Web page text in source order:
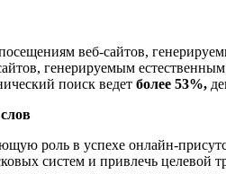
веб-сайтов,
генерируемым
поиск ведет более 53%,
роль в успехе онлайн-
систем и привлечь целевой